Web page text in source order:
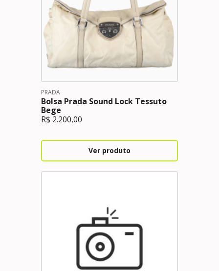
PRADA
Bolsa Prada Sound Lock Tessuto
Bege
R$ 2.200,00
Ver produto